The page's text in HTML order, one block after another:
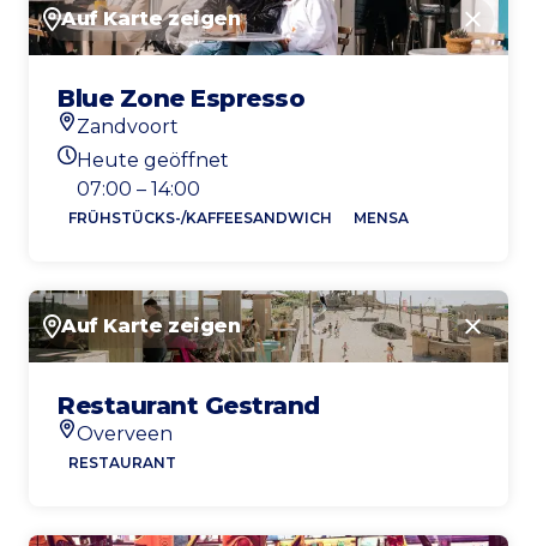
Auf Karte zeigen
Blue Zone Espresso
Standort
Zandvoort
Heutigen Öffnungszeiten
Heute geöffnet
07:00 – 14:00
FRÜHSTÜCKS-/KAFFEESANDWICH MENSA
Auf Karte zeigen
Restaurant Gestrand
Standort
Overveen
RESTAURANT